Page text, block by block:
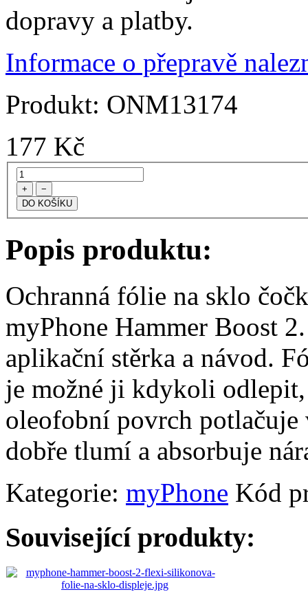
dopravy a platby.
Informace o přepravě
Produkt: ONM13174
177 Kč
+ −
Popis produktu:
Ochranná fólie na sklo
myPhone Hammer Boost
aplikační stěrka a návod.
je možné ji kdykoli
oleofobní povrch
dobře tlumí a absorbuje
Kategorie: myPhone Kód
Související produkty: